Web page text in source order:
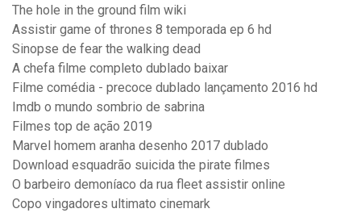
The hole in the ground film wiki
Assistir game of thrones 8 temporada ep 6 hd
Sinopse de fear the walking dead
A chefa filme completo dublado baixar
Filme comédia - precoce dublado lançamento 2016 hd
Imdb o mundo sombrio de sabrina
Filmes top de ação 2019
Marvel homem aranha desenho 2017 dublado
Download esquadrão suicida the pirate filmes
O barbeiro demoníaco da rua fleet assistir online
Copo vingadores ultimato cinemark